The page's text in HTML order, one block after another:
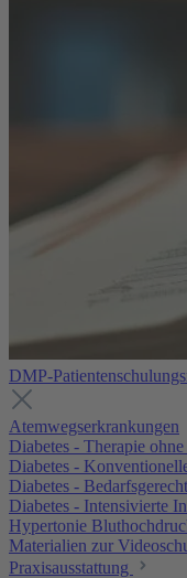
DMP-
Atemwegserkrankungen
Diabetes - Therapie
Diabetes -
Diabetes -
Diabetes - Intensivierte
Hypertonie
Materialien zur
Praxisausstattung